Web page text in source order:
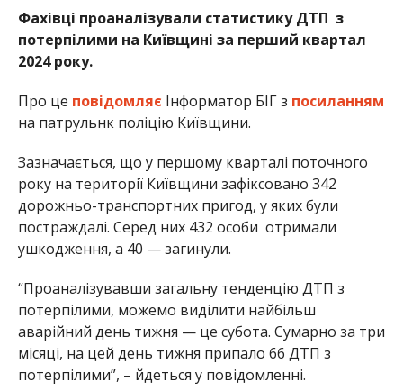
Фахівці проаналізували статистику ДТП з
потерпілими на Київщині за перший квартал
2024 року.
Про це повідомляє Інформатор БІГ з посиланням
на патрульнк поліцію Київщини.
Зазначається, що у першому кварталі поточного
року на території Київщини зафіксовано 342
дорожньо-транспортних пригод, у яких були
постраждалі. Серед них 432 особи отримали
ушкодження, а 40 — загинули.
“Проаналізувавши загальну тенденцію ДТП з
потерпілими, можемо виділити найбільш
аварійний день тижня — це субота. Сумарно за три
місяці, на цей день тижня припало 66 ДТП з
потерпілими”, – йдеться у повідомленні.